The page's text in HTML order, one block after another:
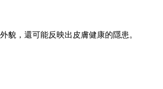
貌，還可能反映出皮膚健康的隱患。